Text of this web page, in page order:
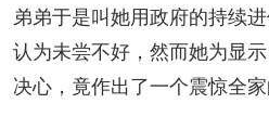
弟弟于是叫她用政府的持续
认为未尝不好，然而她为显
决心，竟作出了一个震惊全家